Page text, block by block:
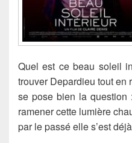
Quel est ce beau soleil
trouver Depardieu tout
se pose bien la
ramener cette lumière
par le passé elle s’est